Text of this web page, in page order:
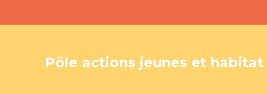
Pôle actions jeunes et habitat